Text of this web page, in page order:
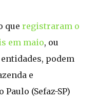
que registraram o
em maio, ou
podem
e
(Sefaz-SP)